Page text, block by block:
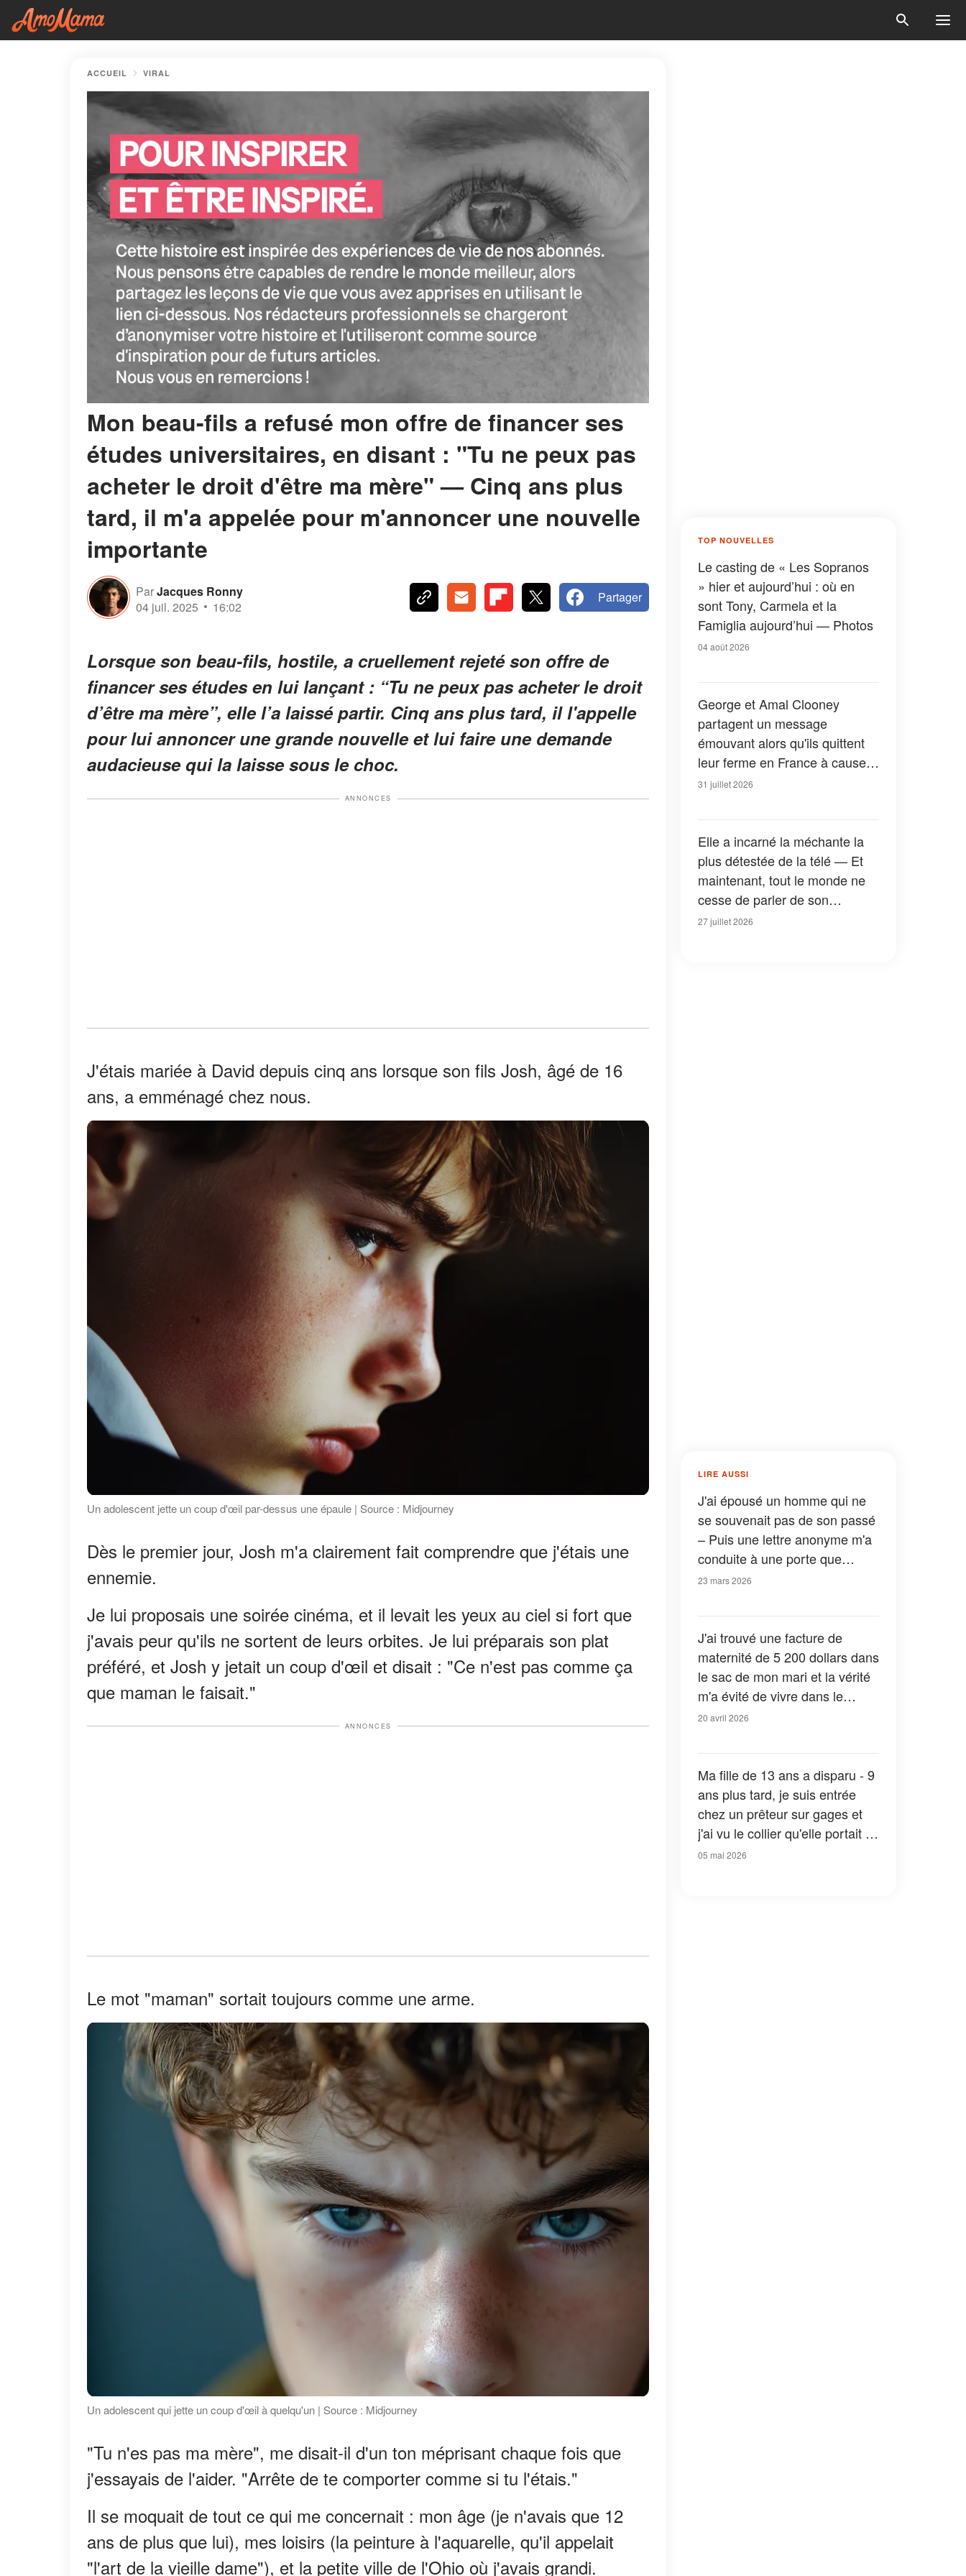
ACCUEIL VIRAL
Mon beau-fils a refusé mon offre de financer ses
études universitaires, en disant : "Tu ne peux pas
acheter le droit d'être ma mère" — Cinq ans plus
tard, il m'a appelée pour m'annoncer une nouvelle
importante
ParJacques Ronny
04 juil. 2025
16:02
Partager
Lorsque son beau-fils, hostile, a cruellement rejeté son offre de
financer ses études en lui lançant : “Tu ne peux pas acheter le droit
d’être ma mère”, elle l’a laissé partir. Cinq ans plus tard, il l'appelle
pour lui annoncer une grande nouvelle et lui faire une demande
audacieuse qui la laisse sous le choc.
ANNONCES
J'étais mariée à David depuis cinq ans lorsque son fils Josh, âgé de 16
ans, a emménagé chez nous.
Un adolescent jette un coup d'œil par-dessus une épaule | Source : Midjourney
Dès le premier jour, Josh m'a clairement fait comprendre que j'étais une
ennemie.
Je lui proposais une soirée cinéma, et il levait les yeux au ciel si fort que
j'avais peur qu'ils ne sortent de leurs orbites. Je lui préparais son plat
préféré, et Josh y jetait un coup d'œil et disait : "Ce n'est pas comme ça
que maman le faisait."
ANNONCES
Le mot "maman" sortait toujours comme une arme.
Un adolescent qui jette un coup d'œil à quelqu'un | Source : Midjourney
"Tu n'es pas ma mère", me disait-il d'un ton méprisant chaque fois que
j'essayais de l'aider. "Arrête de te comporter comme si tu l'étais."
Il se moquait de tout ce qui me concernait : mon âge (je n'avais que 12
ans de plus que lui), mes loisirs (la peinture à l'aquarelle, qu'il appelait
"l'art de la vieille dame"), et la petite ville de l'Ohio où j'avais grandi.
TOP NOUVELLES
Le casting de « Les Sopranos
» hier et aujourd’hui : où en
sont Tony, Carmela et la
Famiglia aujourd’hui — Photos
04 août 2026
George et Amal Clooney
partagent un message
émouvant alors qu'ils quittent
leur ferme en France à cause
des feux de forêt — Tous les
31 juillet 2026
Elle a incarné la méchante la
plus détestée de la télé — Et
maintenant, tout le monde ne
cesse de parler de son
apparition dans la nouvelle
27 juillet 2026
LIRE AUSSI
J'ai épousé un homme qui ne
se souvenait pas de son passé
– Puis une lettre anonyme m'a
conduite à une porte que
j'aurais préféré ne jamais avoir
23 mars 2026
J'ai trouvé une facture de
maternité de 5 200 dollars dans
le sac de mon mari et la vérité
m'a évité de vivre dans le
mensonge
20 avril 2026
Ma fille de 13 ans a disparu - 9
ans plus tard, je suis entrée
chez un prêteur sur gages et
j'ai vu le collier qu'elle portait ce
jour-là
05 mai 2026